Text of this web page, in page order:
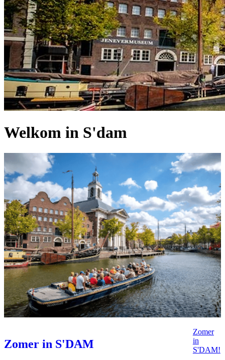
Welkom in S'dam
Zomer in S'DAM
Zomer
in
S'DAM!